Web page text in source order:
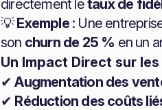
directement letaux de
💡Exemple: Une
son churn de 25 % en un
Un Impact Direct sur
✔Augmentation des
✔ Réduction des coûts